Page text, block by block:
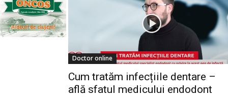
Doctor online
Cum tratăm infecțiile dentare –
află sfatul medicului endodont